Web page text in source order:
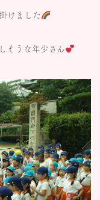
けました
そうな年少さん